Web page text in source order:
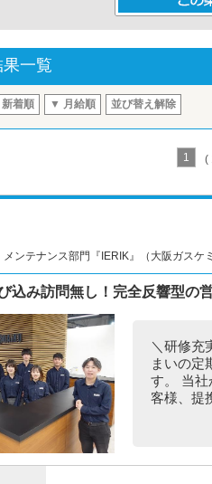
一覧
着順 ▼ 月給順 並び替え解除
1 (
ンテナンス部門『IERIK』（大阪ガスケ
込み訪問無し！完全反響型の
＼研修充
まいの定
す。 当社
客様、提